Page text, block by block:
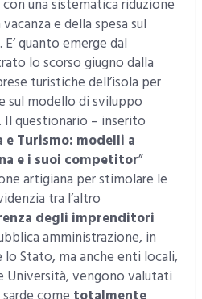
una sistematica riduzione
e della spesa sul
quanto emerge dal
lo scorso giugno dalla
turistiche dell’isola per
sul modello di sviluppo
Il questionario – inserito
e Turismo: modelli a
e i suoi competitor”
artigiana per stimolare le
tra l’altro
degli imprenditori
amministrazione, in
Stato, ma anche enti locali,
Università, vengono valutati